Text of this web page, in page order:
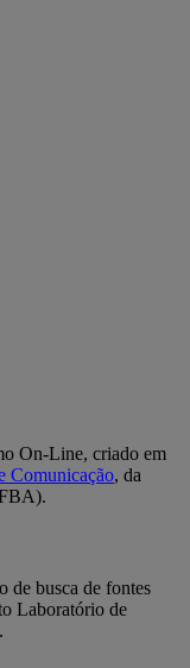
On-Line, criado em
Comunicação, da
de busca de fontes
Laboratório de